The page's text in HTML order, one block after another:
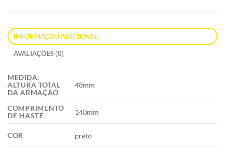
INFORMAÇÃO ADICIONAL
AVALIAÇÕES (0)
MEDIDA:
ALTURA TOTAL
DA ARMAÇÃO
48mm
COMPRIMENTO
DE HASTE
140mm
COR preto